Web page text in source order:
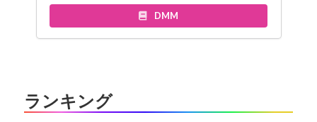
DMM
ランキング